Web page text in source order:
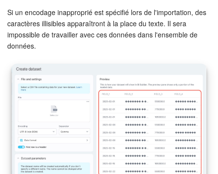
Si un encodage inapproprié est spécifié lors de l'importation, des
caractères illisibles apparaîtront à la place du texte. Il sera
impossible de travailler avec ces données dans l'ensemble de
données.